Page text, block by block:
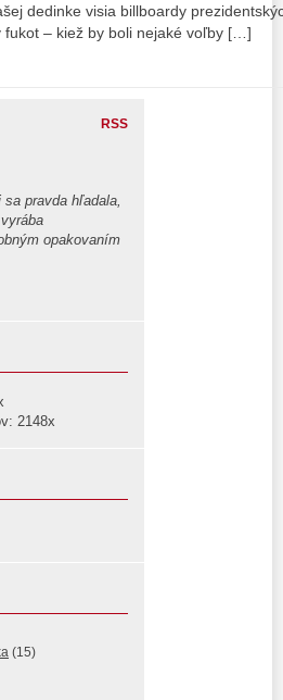
dedinke visia billboardy
fukot – kiež by boli nejaké voľby […]
RSS
pravda hľadala,
opakovaním
2148x
(15)